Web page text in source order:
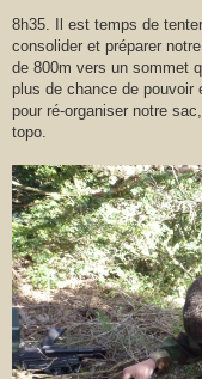
8h35. Il est temps de
consolider et préparer
de 800m vers un sommet
plus de chance de pouvoir
pour ré-organiser notre
topo.